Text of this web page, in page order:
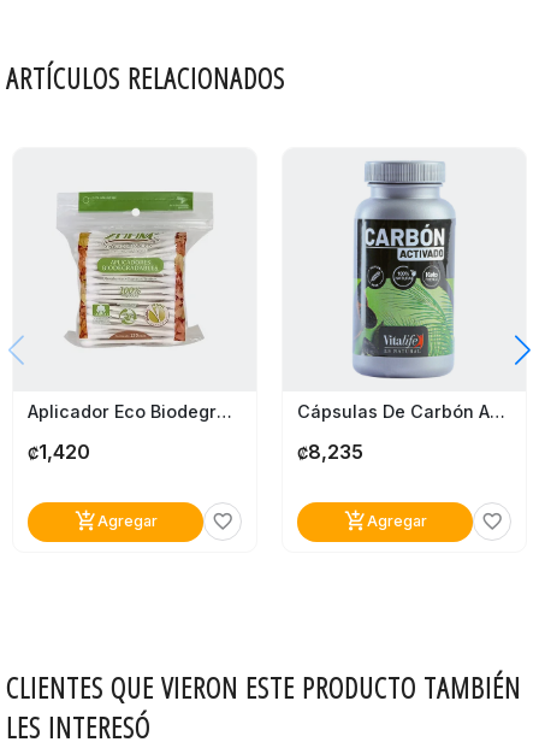
ARTÍCULOS RELACIONADOS
Aplicador Eco Biodegradable Zuum
₡1,420
add_shopping_cartAgregar favorite_border
Cápsulas De Carbón Activado Vitalife
₡8,235
add_shopping_cartAgregar favorite_border
CLIENTES QUE VIERON ESTE PRODUCTO TAMBIÉN
LES INTERESÓ